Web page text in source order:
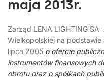
maja 2013r.
Zarząd LENA LIGHTING
Wielkopolskiej na
lipca 2005 o ofercie
instrumentów finansowych
obrotu oraz o spółkach